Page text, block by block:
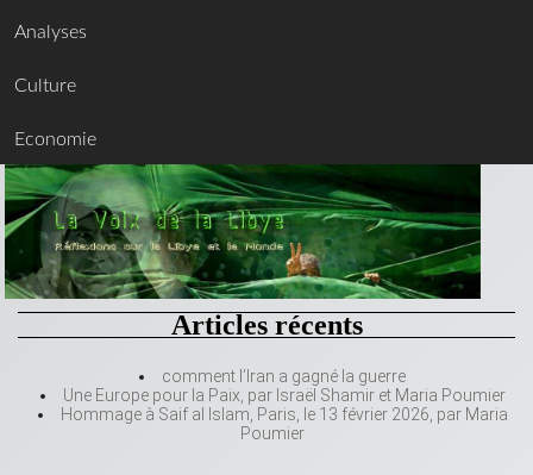
Analyses
Culture
Economie
Articles récents
comment l’Iran a gagné la guerre
Une Europe pour la Paix, par Israël Shamir et Maria Poumier
Hommage à Saif al Islam, Paris, le 13 février 2026, par Maria
Poumier